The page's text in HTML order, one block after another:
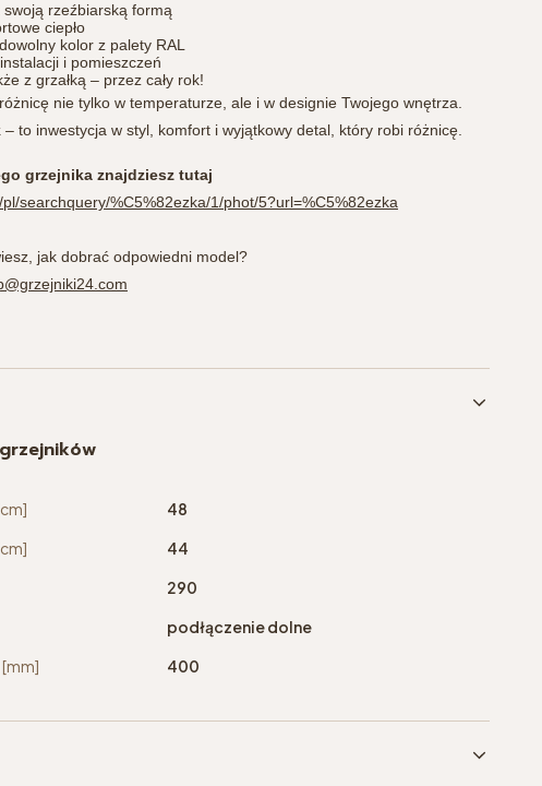
rzeźbiarską formą
ciepło
kolor z palety RAL
i pomieszczeń
z grzałką – przez cały rok!
nie tylko w temperaturze, ale i w designie Twojego wnętrza.
– to inwestycja w styl, komfort i wyjątkowy detal, który robi różnicę.
grzejnika znajdziesz tutaj
searchquery/%C5%82ezka/1/phot/5?url=%C5%82ezka
jak dobrać odpowiedni model?
48
44
290
podłączenie dolne
400